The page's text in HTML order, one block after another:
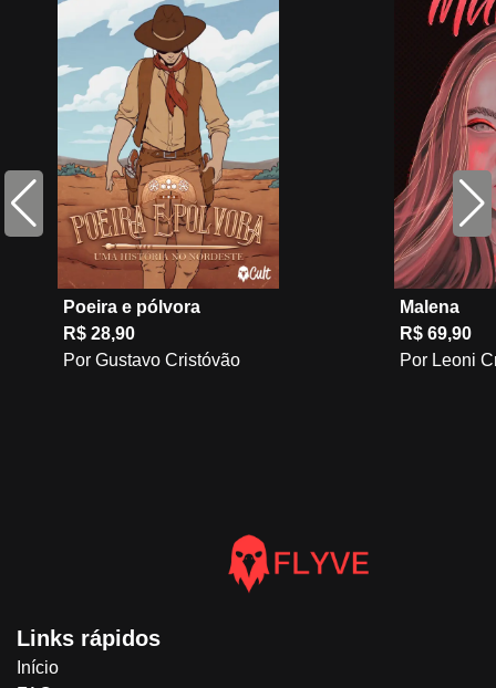
Poeira e pólvora
R$ 28,90
Por Gustavo Cristóvão
Malena
R$ 69,90
Por Leoni
Links rápidos
Início